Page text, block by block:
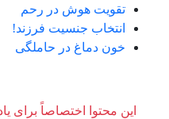
تقویت هوش در رحم
انتخاب جنسیت فرزند!
خون دماغ در حاملگی
این محتوا اختصاصاً برای